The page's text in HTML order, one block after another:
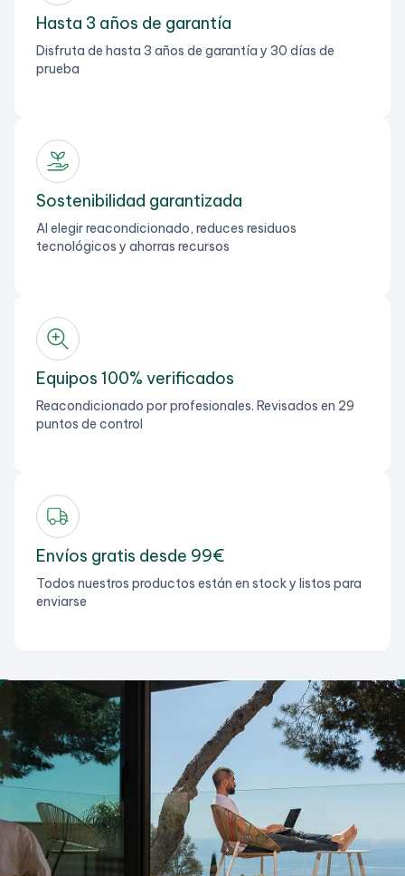
Hasta 3 años de garantía
Disfruta de hasta 3 años de garantía y 30 días de
prueba
Sostenibilidad garantizada
Al elegir reacondicionado, reduces residuos
tecnológicos y ahorras recursos
Equipos 100% verificados
Reacondicionado por profesionales. Revisados en 29
puntos de control
Envíos gratis desde 99€
Todos nuestros productos están en stock y listos para
enviarse